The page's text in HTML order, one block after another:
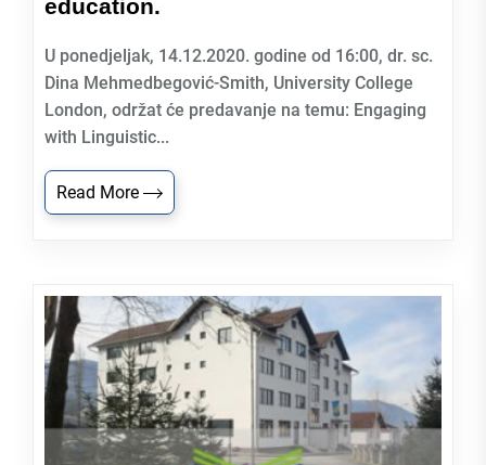
education.
U ponedjeljak, 14.12.2020. godine od 16:00, dr. sc.
Dina Mehmedbegović-Smith, University College
London, održat će predavanje na temu: Engaging
with Linguistic...
Read More